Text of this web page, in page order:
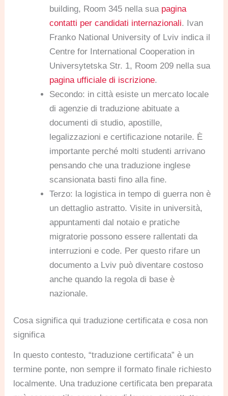
building, Room 345 nella sua pagina
contatti per candidati internazionali. Ivan
Franko National University of Lviv indica il
Centre for International Cooperation in
Universytetska Str. 1, Room 209 nella sua
pagina ufficiale di iscrizione.
Secondo: in città esiste un mercato locale
di agenzie di traduzione abituate a
documenti di studio, apostille,
legalizzazioni e certificazione notarile. È
importante perché molti studenti arrivano
pensando che una traduzione inglese
scansionata basti fino alla fine.
Terzo: la logistica in tempo di guerra non è
un dettaglio astratto. Visite in università,
appuntamenti dal notaio e pratiche
migratorie possono essere rallentati da
interruzioni e code. Per questo rifare un
documento a Lviv può diventare costoso
anche quando la regola di base è
nazionale.
Cosa significa qui traduzione certificata e cosa non
significa
In questo contesto, “traduzione certificata” è un
termine ponte, non sempre il formato finale richiesto
localmente. Una traduzione certificata ben preparata